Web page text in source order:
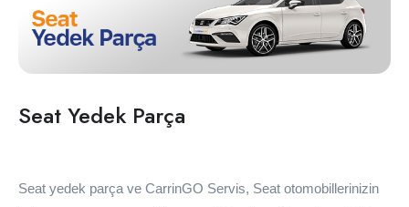
Seat Yedek Parça
Seat yedek parça ve CarrinGO Servis, Seat otomobillerinizin